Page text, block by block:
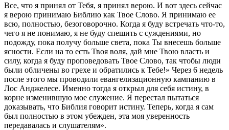
Все, что я принял от Тебя, я принял верою. И вот здесь сейчас
я верою принимаю Библию как Твое Слово. Я принимаю ее
всю, полностью, безоговорочно. Когда я буду встречать что-то,
чего я не понимаю, я не буду спешить с суждениями, но
подожду, пока получу больше света, пока Ты внесешь больше
ясности. Если на то есть Твоя воля, дай мне Твою власть и
силу, когда я буду проповедовать Твое Слово, так чтобы люди
были обличены во грехе и обратились к Тебе!» Через 6 недель
после этого мы проводили евангелизационную кампанию в
Лос Анджелесе. Именно тогда я открыл для себя истину, в
корне изменившую мое служение. Я перестал пытаться
доказывать, что Библия говорит истину. Теперь, когда я сам
был полностью в этом убежден, эта моя уверенность
передавалась и слушателям».